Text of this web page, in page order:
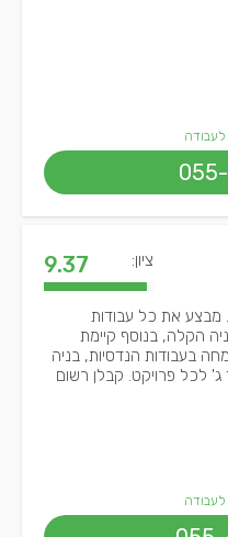
ציון: 9.37
מבצע את כל עבודות
הקלה, בנוסף קיימת
בעבודות הנדסיות, בניה
לכל פרויקט. קבלן רשום